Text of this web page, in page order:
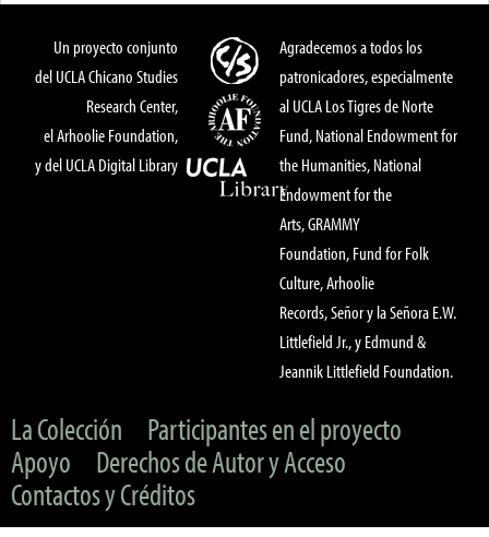
Un proyecto conjunto
del UCLA Chicano Studies
Research Center,
el Arhoolie Foundation,
y del UCLA Digital Library
Agradecemos a todos los
patronicadores, especialmente
al UCLA Los Tigres de Norte
Fund, National Endowment for
the Humanities, National
Endowment for the
Arts, GRAMMY
Foundation, Fund for Folk
Culture, Arhoolie
Records, Señor y la Señora E.W.
Littlefield Jr., y Edmund &
Jeannik Littlefield Foundation.
La Colección
Participantes en el proyecto
Apoyo
Derechos de Autor y Acceso
Contactos y Créditos